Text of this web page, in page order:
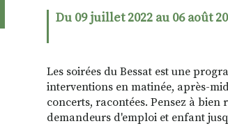
Du 09 juillet 2022 au 06 août
Les soirées du Bessat est une
interventions en matinée, après-
concerts, racontées. Pensez à
demandeurs d'emploi et enfant